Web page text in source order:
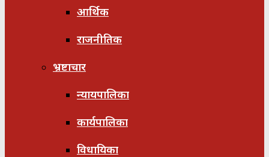
आर्थिक
राजनीतिक
भ्रष्टाचार
न्यायपालिका
कार्यपालिका
विधायिका